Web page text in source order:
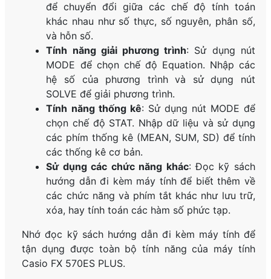
để chuyển đổi giữa các chế độ tính toán
khác nhau như số thực, số nguyên, phân số,
và hỗn số.
Tính năng giải phương trình: Sử dụng nút
MODE để chọn chế độ Equation. Nhập các
hệ số của phương trình và sử dụng nút
SOLVE để giải phương trình.
Tính năng thống kê: Sử dụng nút MODE để
chọn chế độ STAT. Nhập dữ liệu và sử dụng
các phím thống kê (MEAN, SUM, SD) để tính
các thống kê cơ bản.
Sử dụng các chức năng khác: Đọc kỹ sách
hướng dẫn đi kèm máy tính để biết thêm về
các chức năng và phím tắt khác như lưu trữ,
xóa, hay tính toán các hàm số phức tạp.
Nhớ đọc kỹ sách hướng dẫn đi kèm máy tính để
tận dụng được toàn bộ tính năng của máy tính
Casio FX 570ES PLUS.